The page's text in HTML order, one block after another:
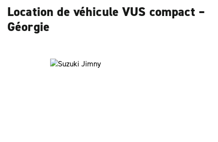
Location de véhicule VUS compact –
Géorgie